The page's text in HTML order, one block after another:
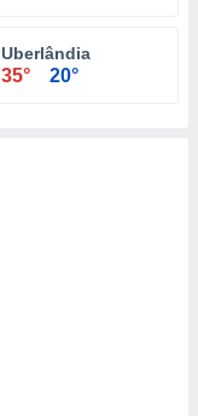
Uberlândia
35° 20°